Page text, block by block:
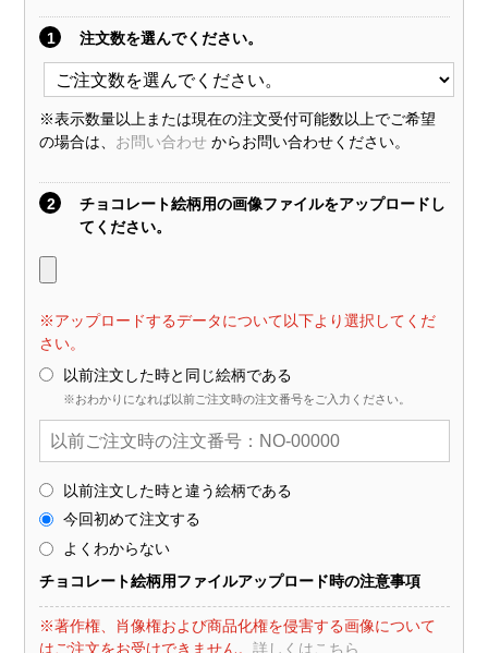
1 注文数を選んでください。
※表示数量以上または現在の注文受付可能数以上でご希望
の場合は、 お問い合わせ からお問い合わせください。
2
チョコレート絵柄用の画像ファイルをアップロードし
てください。
※アップロードするデータについて以下より選択してくだ
さい。
以前注文した時と同じ絵柄である
※おわかりになれば以前ご注文時の注文番号をご入力ください。
以前注文した時と違う絵柄である
今回初めて注文する
よくわからない
チョコレート絵柄用ファイルアップロード時の注意事項
※著作権、肖像権および商品化権を侵害する画像について
はご注文をお受けできません。 詳しくはこちら